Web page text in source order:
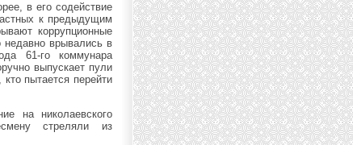
в его содействие
к предыдущим
коррупционные
врывались в
61-го коммунара
выпускает пули
пытается перейти
на николаевского
стреляли из